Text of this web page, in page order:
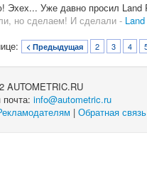
Эхех... Уже давно просил
но сделаем! И сделали -
< Предыдущая 2 3 4
AUTOMETRIC.RU
почта: info@autometric.ru
| Обратная связь